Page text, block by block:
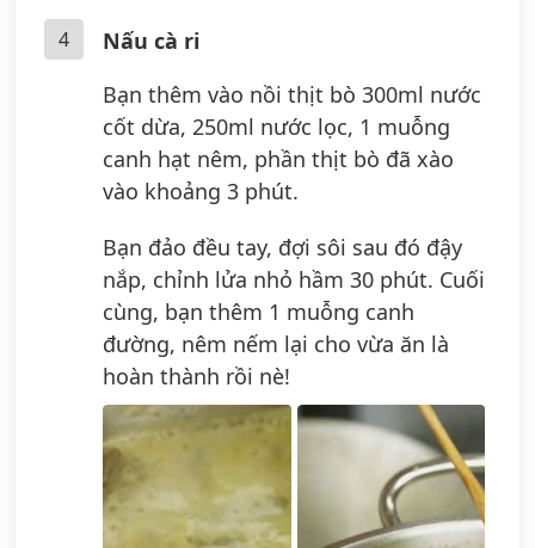
4
Nấu cà ri
Bạn thêm vào nồi thịt bò 300ml nước
cốt dừa, 250ml nước lọc, 1 muỗng
canh hạt nêm, phần thịt bò đã xào
vào khoảng 3 phút.
Bạn đảo đều tay, đợi sôi sau đó đậy
nắp, chỉnh lửa nhỏ hầm 30 phút. Cuối
cùng, bạn thêm 1 muỗng canh
đường, nêm nếm lại cho vừa ăn là
hoàn thành rồi nè!